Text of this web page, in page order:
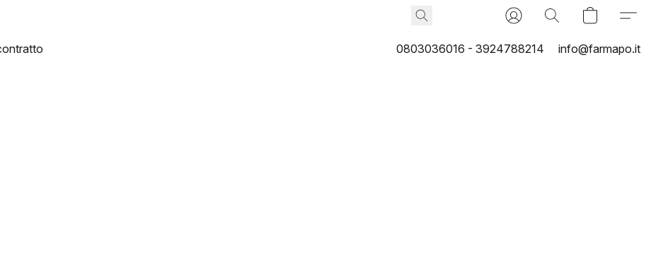
0803036016 - 3924788214 info@farmapo.it